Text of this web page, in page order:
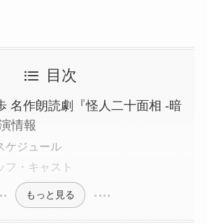
目次
名作朗読劇『怪人二十面相 -暗
情報
ケジュール
フ・キャスト
もっと見る